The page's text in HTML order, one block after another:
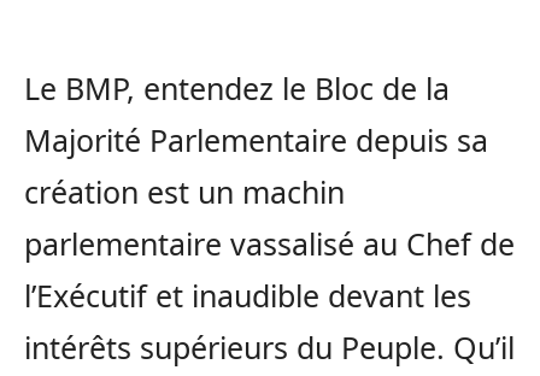
Le BMP, entendez le Bloc de la
Majorité Parlementaire depuis sa
création est un machin
parlementaire vassalisé au Chef de
l’Exécutif et inaudible devant les
intérêts supérieurs du Peuple. Qu’il